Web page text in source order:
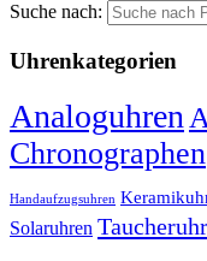
Suche nach:
Uhrenkategorien
Analoguhren
Chronographen
Handaufzugsuhren
Solaruhren